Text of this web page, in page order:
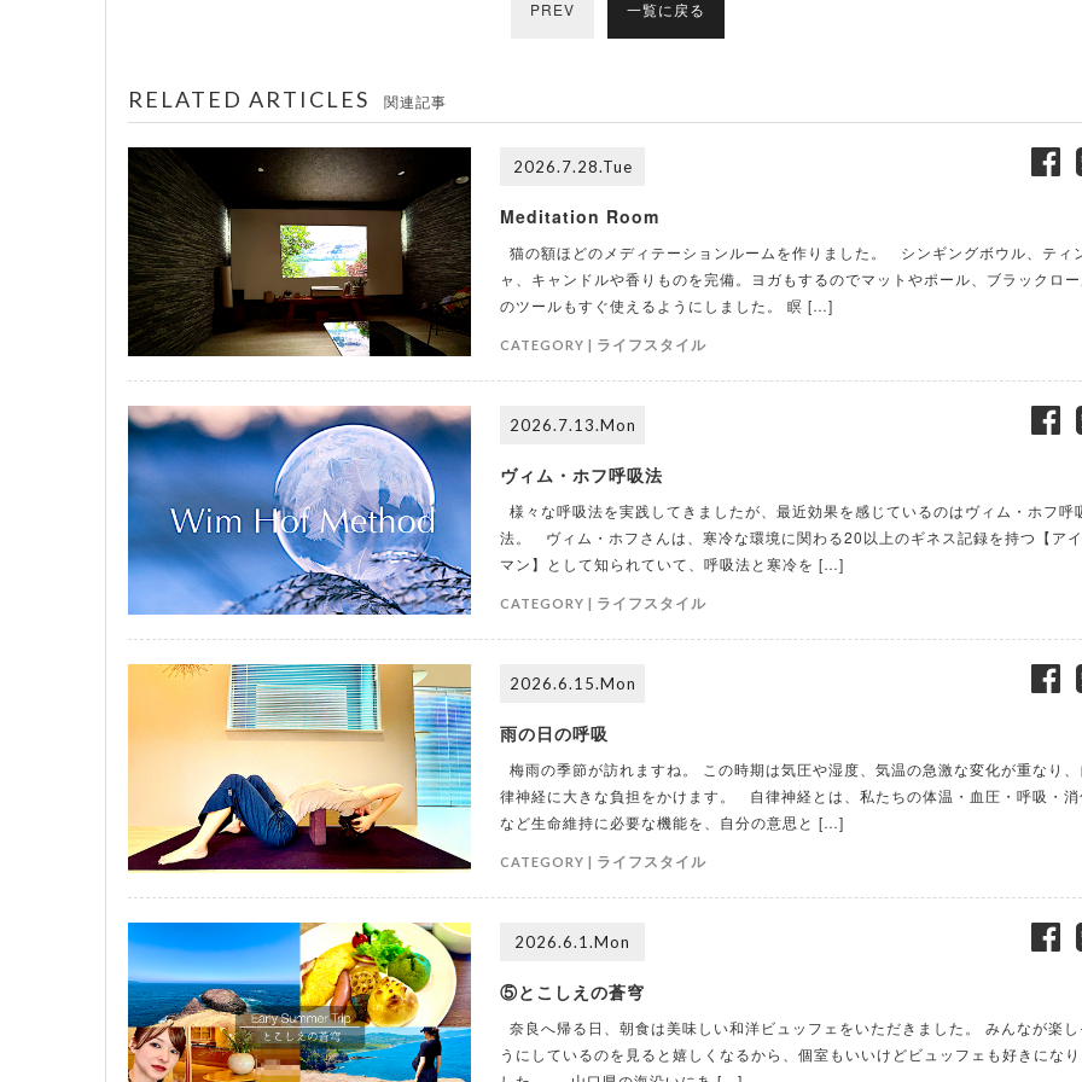
PREV 一覧に戻る
RELATED ARTICLES 関連記事
2026.7.28.Tue
Meditation Room
猫の額ほどのメディテーションルームを作りました。 シンギングボウル、ティ
ャ、キャンドルや香りものを完備。ヨガもするのでマットやポール、ブラックロ
のツールもすぐ使えるようにしました。 瞑 […]
CATEGORY | ライフスタイル
2026.7.13.Mon
ヴィム・ホフ呼吸法
様々な呼吸法を実践してきましたが、最近効果を感じているのはヴィム・ホフ呼
法。 ヴィム・ホフさんは、寒冷な環境に関わる20以上のギネス記録を持つ【ア
マン】として知られていて、呼吸法と寒冷を […]
CATEGORY | ライフスタイル
2026.6.15.Mon
雨の日の呼吸
梅雨の季節が訪れますね。 この時期は気圧や湿度、気温の急激な変化が重なり、
律神経に大きな負担をかけます。 自律神経とは、私たちの体温・血圧・呼吸・消
など生命維持に必要な機能を、自分の意思と […]
CATEGORY | ライフスタイル
2026.6.1.Mon
⑤とこしえの蒼穹
奈良へ帰る日、朝食は美味しい和洋ビュッフェをいただきました。 みんなが楽し
うにしているのを見ると嬉しくなるから、個室もいいけどビュッフェも好きになり